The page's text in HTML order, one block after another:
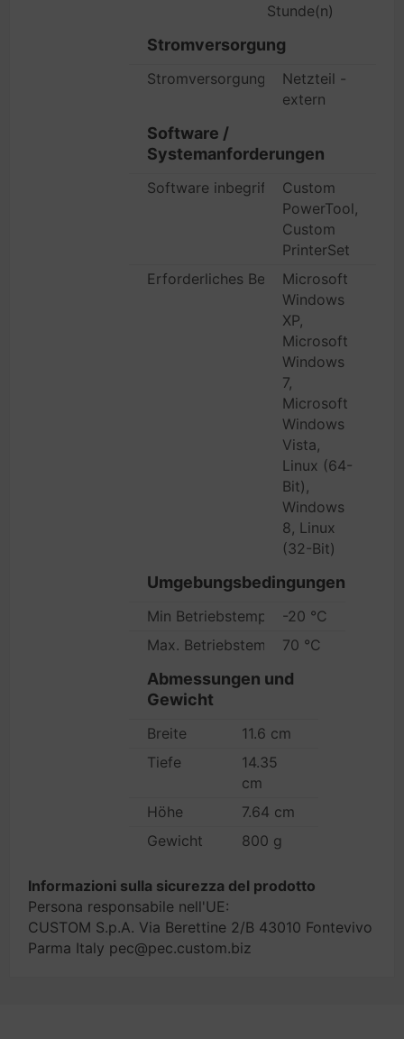
Stunde(n)
Stromversorgung
StromversorgungsgerätNetzteil -
extern
Software /
Systemanforderungen
Software inbegriffenCustom
PowerTool,
Custom
PrinterSet
Erforderliches Betriebssystem
Microsoft
Windows
XP,
Microsoft
Windows
7,
Microsoft
Windows
Vista,
Linux (64-
Bit),
Windows
8, Linux
(32-Bit)
Umgebungsbedingungen
Min Betriebstemperatur-20 °C
Max. Betriebstemperatur
70 °C
Abmessungen und
Gewicht
Breite
11.6 cm
Tiefe
14.35
cm
Höhe
7.64 cm
Gewicht
800 g
Informazioni sulla sicurezza del prodotto
Persona responsabile nell'UE:
CUSTOM S.p.A. Via Berettine 2/B 43010 Fontevivo
Parma Italy pec@pec.custom.biz